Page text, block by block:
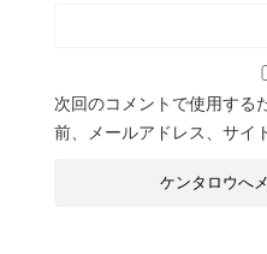
次回のコメントで使用する
前、メールアドレス、サイ